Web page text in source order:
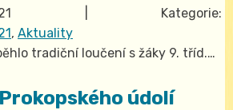
| Kategorie:
, Aktuality
tradiční loučení s žáky 9. tříd.…
údolí